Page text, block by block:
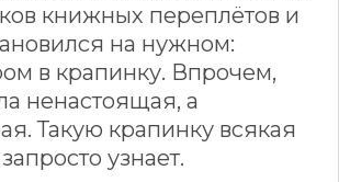
книжных переплётов и
на нужном:
в крапинку. Впрочем,
ненастоящая, а
Такую крапинку всякая
узнает.